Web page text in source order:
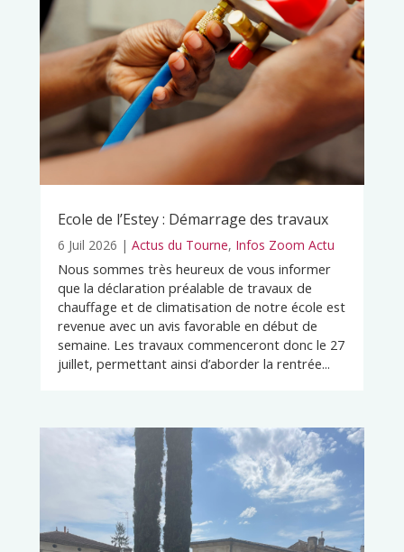
Ecole de l’Estey : Démarrage des travaux
6 Juil 2026 | Actus du Tourne, Infos Zoom Actu
Nous sommes très heureux de vous informer
que la déclaration préalable de travaux de
chauffage et de climatisation de notre école est
revenue avec un avis favorable en début de
semaine. Les travaux commenceront donc le 27
juillet, permettant ainsi d’aborder la rentrée...